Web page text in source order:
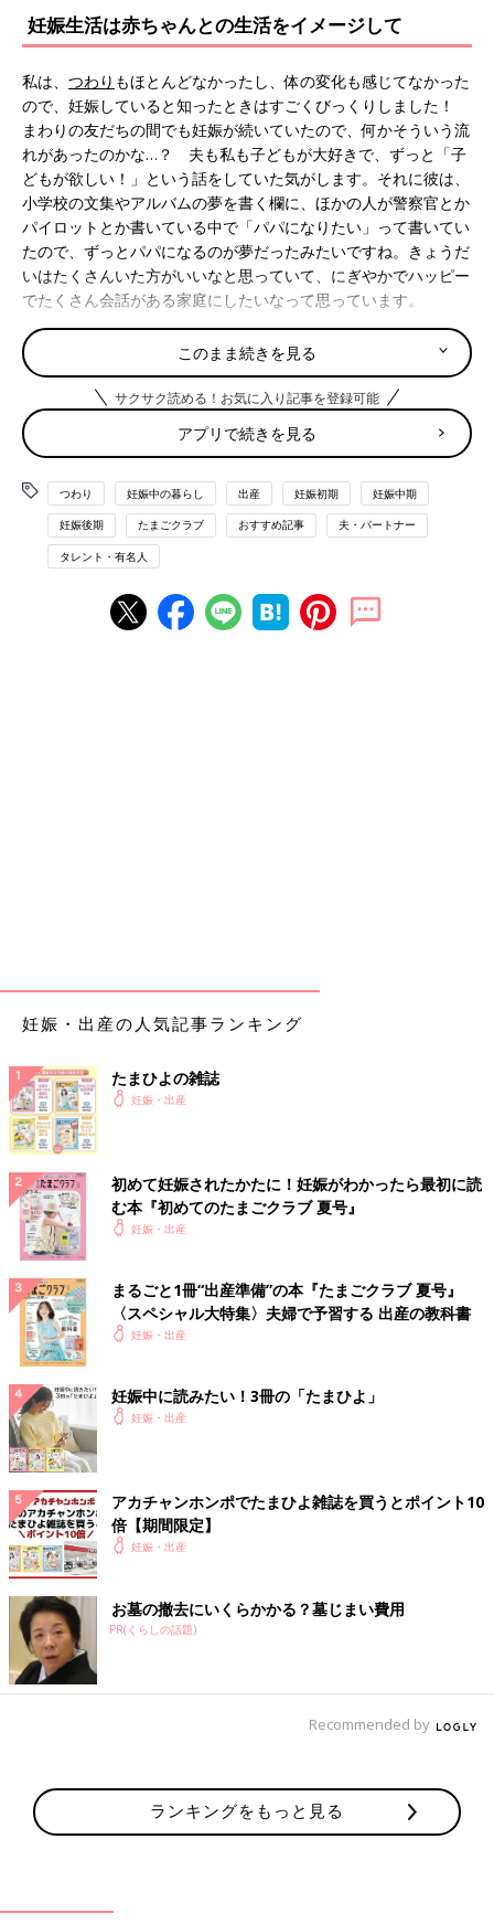
妊娠生活は赤ちゃんとの生活をイメージして
私は、 つわり もほとんどなかったし、体の変化も感じてなかった
ので、妊娠していると知ったときはすごくびっくりしました！
まわりの友だちの間でも妊娠が続いていたので、何かそういう流
れがあったのかな…？ 夫も私も子どもが大好きで、ずっと「子
どもが欲しい！」という話をしていた気がします。それに彼は、
小学校の文集やアルバムの夢を書く欄に、ほかの人が警察官とか
パイロットとか書いている中で「パパになりたい」って書いてい
たので、ずっとパパになるのが夢だったみたいですね。きょうだ
いはたくさんいた方がいいなと思っていて、にぎやかでハッピー
でたくさん会話がある家庭にしたいなって思っています。
赤ちゃんはもう聴覚が発達してきて聞こえるって聞いたので、家
ではたくさん歌っています！ ミュージカルみたいな感じで。お
なかのなかで、赤ちゃんも一緒に楽しんでいてくれたらいいな
～。生まれて少し大きくなったら、一緒に歌を歌うのが夢です。
検査ではちょっと不安なことも…。しっかり先生に
見てもらい安心しました。
今、妊娠６カ月で、もう胎動もしっかり感じています。私の身長
が大きいみたい。経腹エコーのときに、先生から太ももの骨が長
くて大きいって言われて。あと鼻が高いって言われました。4D
シャツ1万9400円（税込）、スカート1万8400円（税込）
（BANANA REPUBLIC／バナナ・リパブリック TEL 0120･77･
6222･9982）
撮影／藤原 宏（Pygmy Company） スタイリング／FUKAMI
ヘアメイク／山口エミ 文／たまごクラブ編集部
すみれさんが、「たまごクラブ 2022年3
月号」表紙に登場！
「たまごクラブ 2022年3月号」の表紙は、女優
ブ誌面では、妊娠がわかったときのエピソード
や、妊婦健診で気になったことについて話して
くれました。 ぜひ、チェックしてくださいね！
今から、産後の赤ちゃんとの暮らしをイメージしながら、旦那さ
んと妊娠生活を過ごしているすみれさん。ポジティブに、明るく
ハッピーな家庭を目指して、残りの妊娠生活も楽しんでほしいで
すね。
参考／『たまごクラブ』2022年3月号「インタビュー」
※掲載している情報は2022年2月現在のものです。
すみれ
PROFILE
1990年生まれ。東京都出身、ハワイ育ち。16才のときにモデル
デビュー。国内で女優、歌手、タレントとして活躍する一方、ハ
リウッド映画、TVにも進出。2021年に結婚と妊娠を発表。
このまま続きを見る
サクサク読める！お気に入り記事を登録可能
アプリで続きを見る
つわり 妊娠中の暮らし 出産 妊娠初期 妊娠中期
妊娠後期 たまごクラブ おすすめ記事 夫・パートナー
タレント・有名人
妊娠・出産の人気記事ランキング
たまひよの雑誌
妊娠・出産
初めて妊娠されたかたに！妊娠がわかったら最初に読
む本『初めてのたまごクラブ 夏号』
妊娠・出産
まるごと1冊“出産準備”の本『たまごクラブ 夏号』
〈スペシャル大特集〉夫婦で予習する 出産の教科書
妊娠・出産
妊娠中に読みたい！3冊の「たまひよ」
妊娠・出産
アカチャンホンポでたまひよ雑誌を買うとポイント10
倍【期間限定】
妊娠・出産
お墓の撤去にいくらかかる？墓じまい費用
PR(くらしの話題)
Recommended by
ランキングをもっと見る